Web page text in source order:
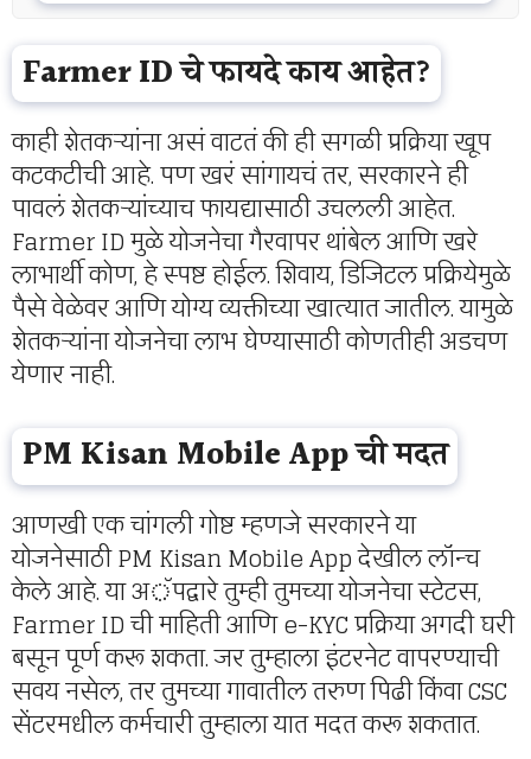
Farmer ID चे फायदे काय आहेत?
काही शेतकऱ्यांना असं वाटतं की ही सगळी प्रक्रिया खूप
कटकटीची आहे. पण खरं सांगायचं तर, सरकारने ही
पावलं शेतकऱ्यांच्याच फायद्यासाठी उचलली आहेत.
Farmer ID मुळे योजनेचा गैरवापर थांबेल आणि खरे
लाभार्थी कोण, हे स्पष्ट होईल. शिवाय, डिजिटल प्रक्रियेमुळे
पैसे वेळेवर आणि योग्य व्यक्तीच्या खात्यात जातील. यामुळे
शेतकऱ्यांना योजनेचा लाभ घेण्यासाठी कोणतीही अडचण
येणार नाही.
PM Kisan Mobile App ची मदत
आणखी एक चांगली गोष्ट म्हणजे सरकारने या
योजनेसाठी PM Kisan Mobile App देखील लॉन्च
केले आहे. या अॅपद्वारे तुम्ही तुमच्या योजनेचा स्टेटस,
Farmer ID ची माहिती आणि e-KYC प्रक्रिया अगदी घरी
बसून पूर्ण करू शकता. जर तुम्हाला इंटरनेट वापरण्याची
सवय नसेल, तर तुमच्या गावातील तरुण पिढी किंवा CSC
सेंटरमधील कर्मचारी तुम्हाला यात मदत करू शकतात.